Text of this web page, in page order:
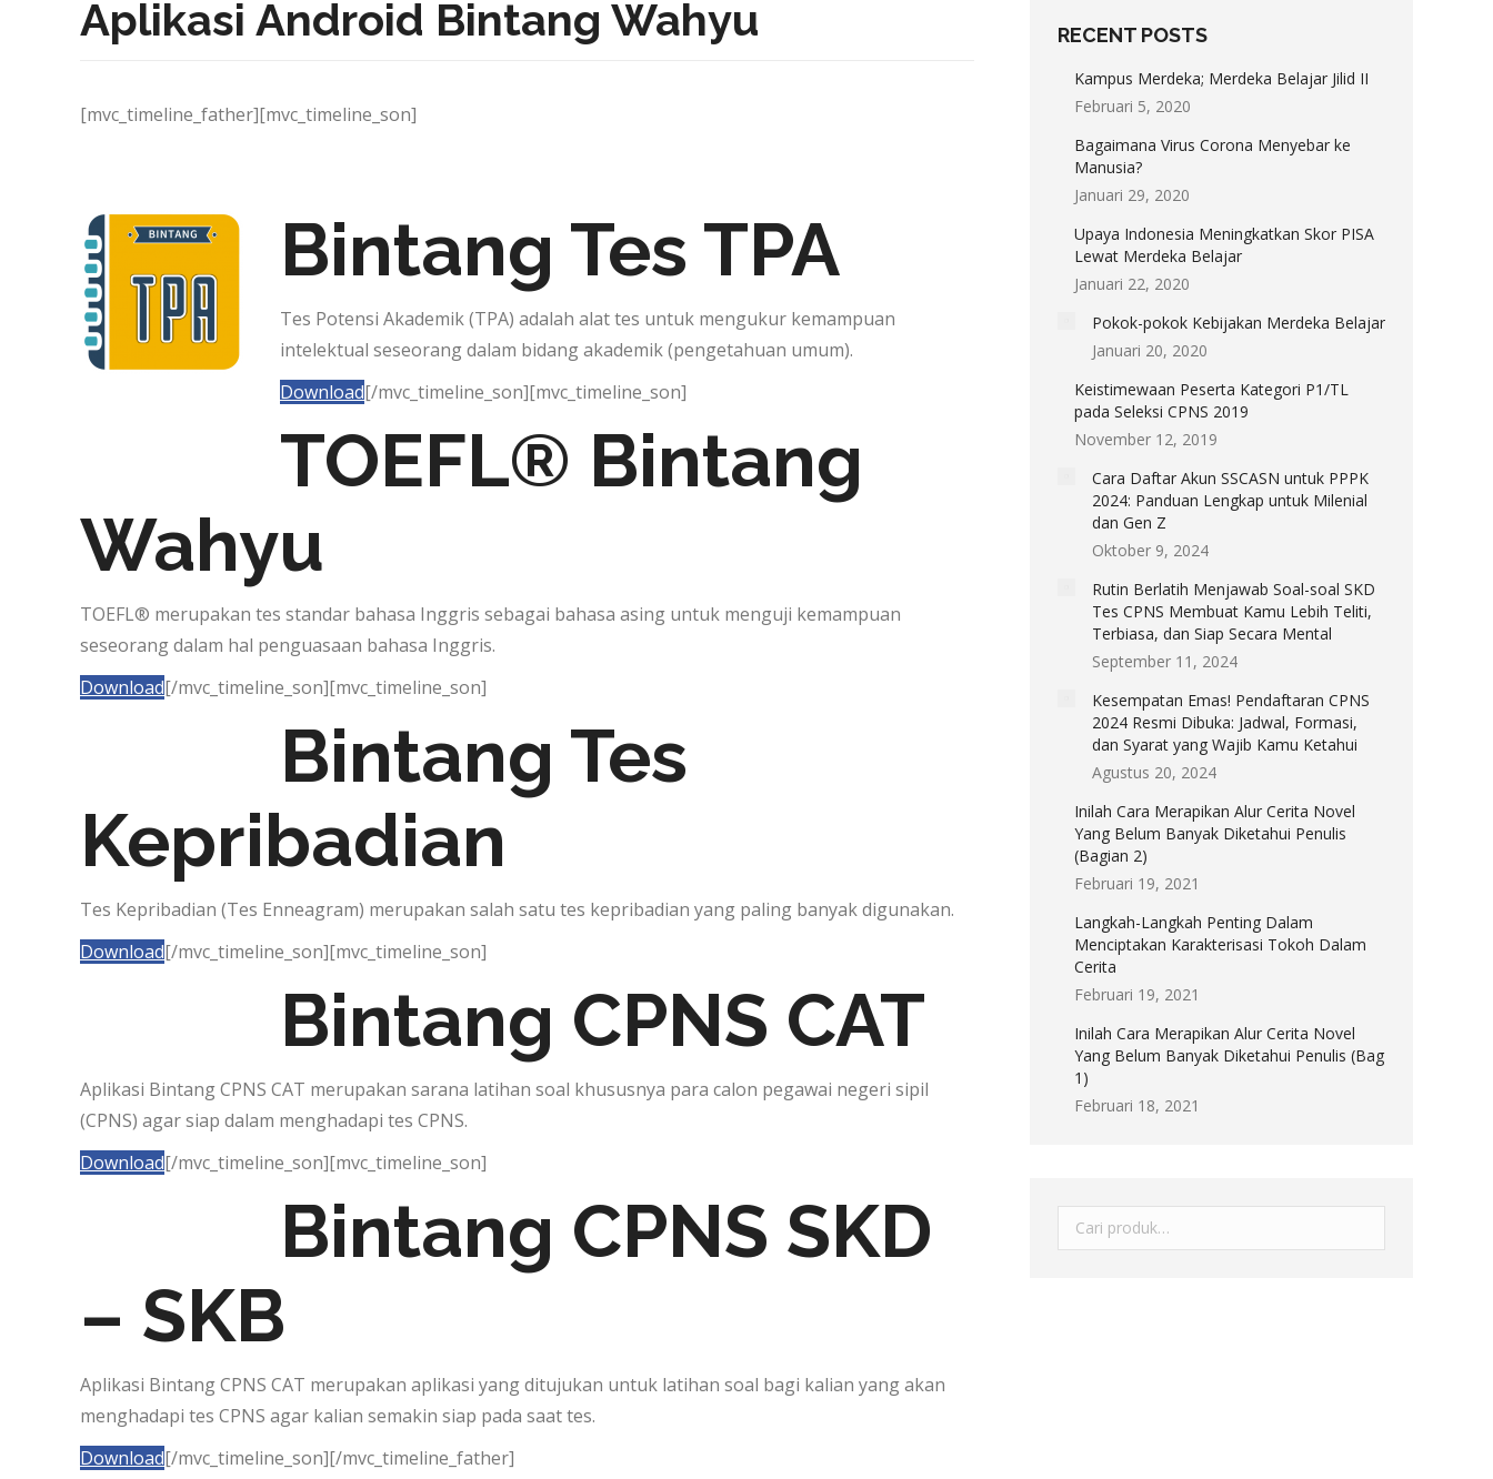
Aplikasi Android Bintang Wahyu
[mvc_timeline_father][mvc_timeline_son]
Bintang Tes TPA
Tes Potensi Akademik (TPA) adalah alat tes untuk mengukur kemampuan
intelektual seseorang dalam bidang akademik (pengetahuan umum).
Download[/mvc_timeline_son][mvc_timeline_son]
TOEFL® Bintang
Wahyu
TOEFL® merupakan tes standar bahasa Inggris sebagai bahasa asing untuk menguji kemampuan
seseorang dalam hal penguasaan bahasa Inggris.
Download[/mvc_timeline_son][mvc_timeline_son]
Bintang Tes
Kepribadian
Tes Kepribadian (Tes Enneagram) merupakan salah satu tes kepribadian yang paling banyak digunakan.
Download[/mvc_timeline_son][mvc_timeline_son]
Bintang CPNS CAT
Aplikasi Bintang CPNS CAT merupakan sarana latihan soal khususnya para calon pegawai negeri sipil
(CPNS) agar siap dalam menghadapi tes CPNS.
Download[/mvc_timeline_son][mvc_timeline_son]
Bintang CPNS SKD
– SKB
Aplikasi Bintang CPNS CAT merupakan aplikasi yang ditujukan untuk latihan soal bagi kalian yang akan
menghadapi tes CPNS agar kalian semakin siap pada saat tes.
Download[/mvc_timeline_son][/mvc_timeline_father]
RECENT POSTS
Kampus Merdeka; Merdeka Belajar Jilid II
Februari 5, 2020
Bagaimana Virus Corona Menyebar ke
Manusia?
Januari 29, 2020
Upaya Indonesia Meningkatkan Skor PISA
Lewat Merdeka Belajar
Januari 22, 2020
Pokok-pokok Kebijakan Merdeka Belajar
Januari 20, 2020
Keistimewaan Peserta Kategori P1/TL
pada Seleksi CPNS 2019
November 12, 2019
Cara Daftar Akun SSCASN untuk PPPK
2024: Panduan Lengkap untuk Milenial
dan Gen Z
Oktober 9, 2024
Rutin Berlatih Menjawab Soal-soal SKD
Tes CPNS Membuat Kamu Lebih Teliti,
Terbiasa, dan Siap Secara Mental
September 11, 2024
Kesempatan Emas! Pendaftaran CPNS
2024 Resmi Dibuka: Jadwal, Formasi,
dan Syarat yang Wajib Kamu Ketahui
Agustus 20, 2024
Inilah Cara Merapikan Alur Cerita Novel
Yang Belum Banyak Diketahui Penulis
(Bagian 2)
Februari 19, 2021
Langkah-Langkah Penting Dalam
Menciptakan Karakterisasi Tokoh Dalam
Cerita
Februari 19, 2021
Inilah Cara Merapikan Alur Cerita Novel
Yang Belum Banyak Diketahui Penulis (Bag
1)
Februari 18, 2021